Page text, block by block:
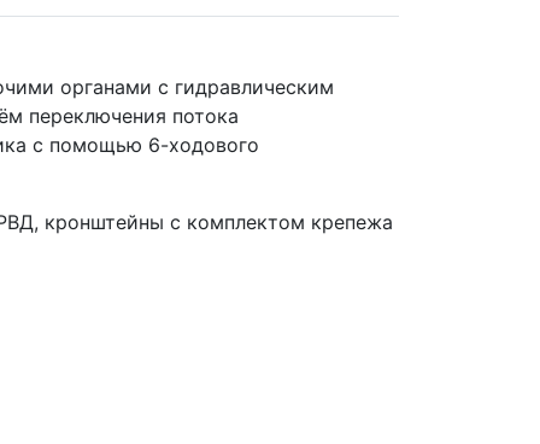
органами с гидравлическим
переключения потока
с помощью 6-ходового
кронштейны с комплектом крепежа